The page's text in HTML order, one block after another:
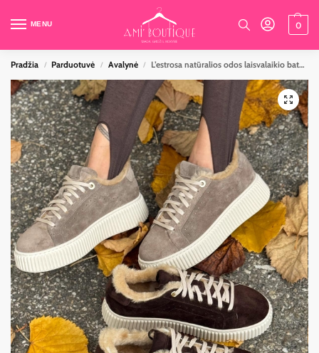
MENU 0
Pradžia / Parduotuvė / Avalynė / L’estrosa natūralios odos laisvalaikio bateliai su natūraliu kailiu viduje